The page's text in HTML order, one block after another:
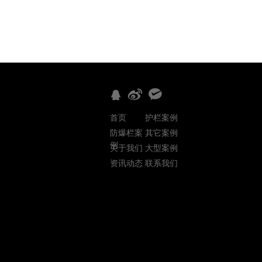
首页
护栏案例
防爆栏案
例
其它案例
关于我们 大型案例
资讯动态 联系我们